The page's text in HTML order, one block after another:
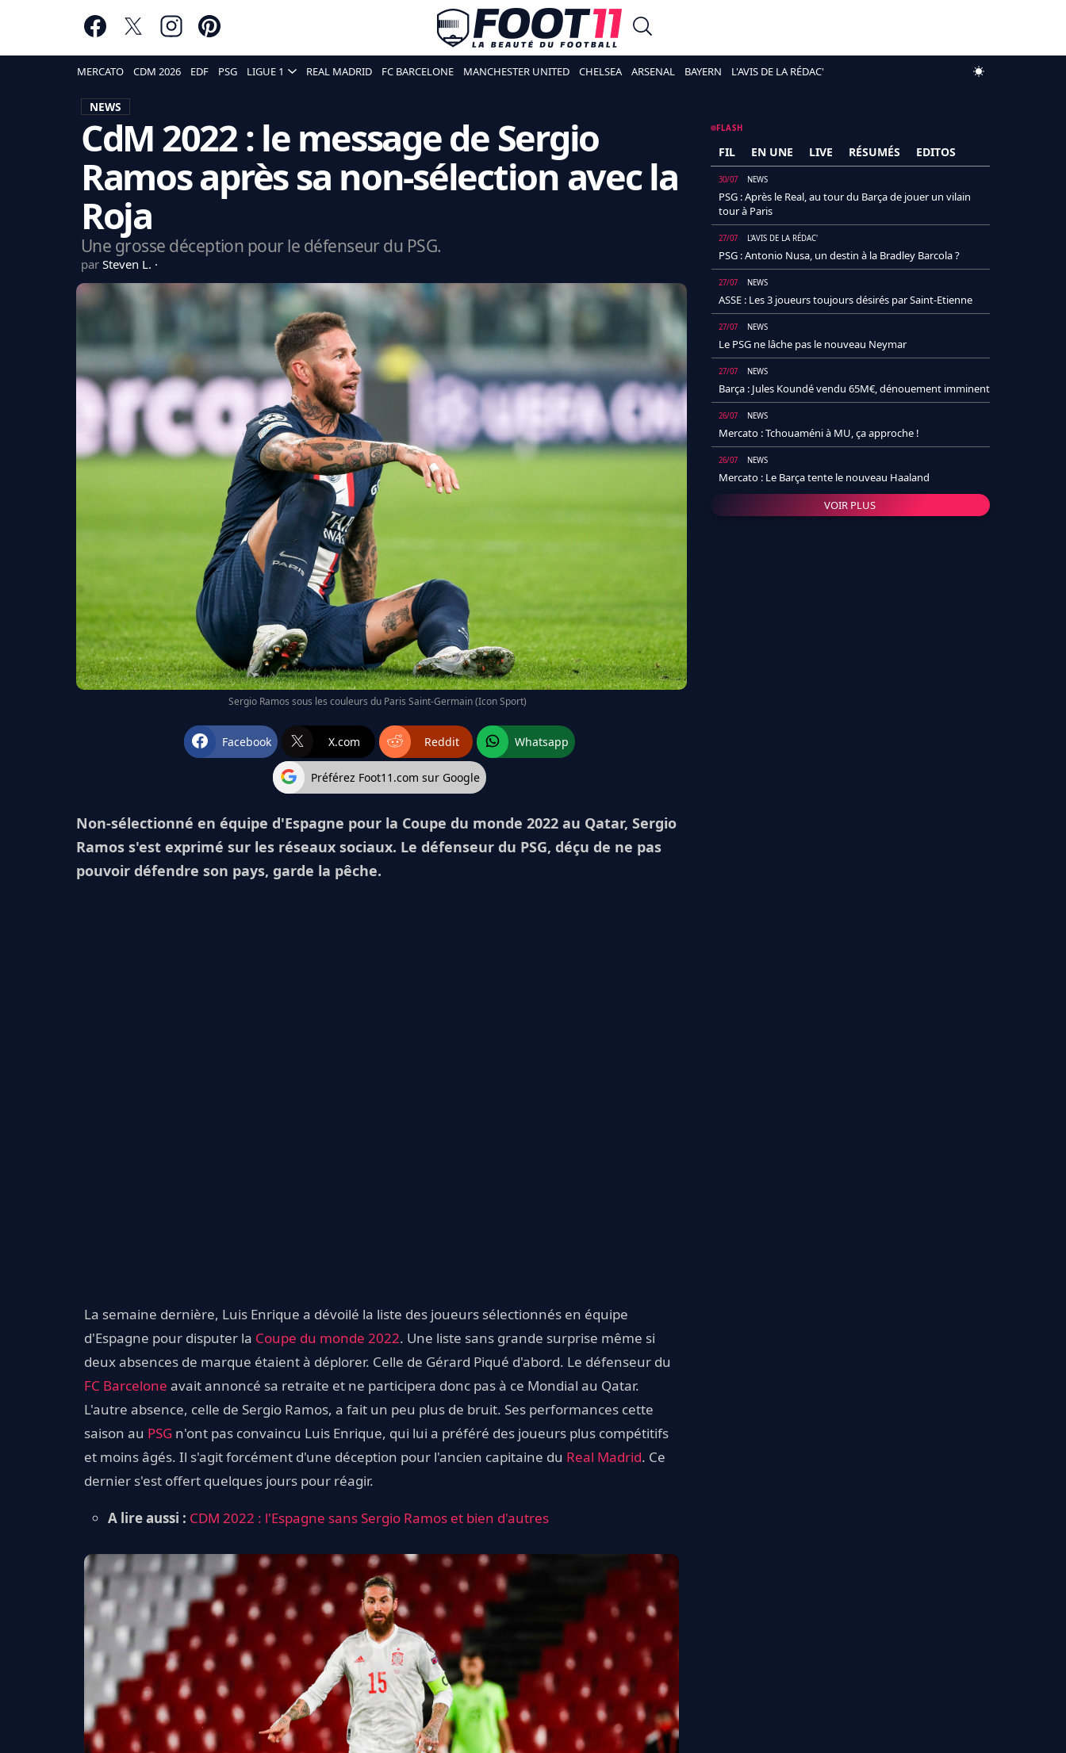
MERCATO CDM 2026 EDF PSG LIGUE 1 REAL MADRID FC BARCELONE MANCHESTER UNITED CHELSEA ARSENAL BAYERN L'AVIS DE LA RÉDAC'
NEWS
CdM 2022 : le message de Sergio
Ramos après sa non-sélection avec la
Roja
Une grosse déception pour le défenseur du PSG.
par Steven L.
Sergio Ramos sous les couleurs du Paris Saint-Germain (Icon Sport)
Facebook X.com Reddit Whatsapp
Préférez Foot11.com sur Google
Non-sélectionné en équipe d'Espagne pour la Coupe du monde 2022 au Qatar, Sergio
Ramos s'est exprimé sur les réseaux sociaux. Le défenseur du PSG, déçu de ne pas
pouvoir défendre son pays, garde la pêche.
La semaine dernière, Luis Enrique a dévoilé la liste des joueurs sélectionnés en équipe
d'Espagne pour disputer la Coupe du monde 2022. Une liste sans grande surprise même si
deux absences de marque étaient à déplorer. Celle de Gérard Piqué d'abord. Le défenseur du
FC Barcelone avait annoncé sa retraite et ne participera donc pas à ce Mondial au Qatar.
L'autre absence, celle de Sergio Ramos, a fait un peu plus de bruit. Ses performances cette
saison au PSG n'ont pas convaincu Luis Enrique, qui lui a préféré des joueurs plus compétitifs
et moins âgés. Il s'agit forcément d'une déception pour l'ancien capitaine du Real Madrid. Ce
dernier s'est offert quelques jours pour réagir.
A lire aussi : CDM 2022 : l'Espagne sans Sergio Ramos et bien d'autres
FLASH
FIL EN UNE LIVE RÉSUMÉS EDITOS
30/07 NEWS
PSG : Après le Real, au tour du Barça de jouer un vilain
tour à Paris
27/07 L'AVIS DE LA RÉDAC'
PSG : Antonio Nusa, un destin à la Bradley Barcola ?
27/07 NEWS
ASSE : Les 3 joueurs toujours désirés par Saint-Etienne
27/07 NEWS
Le PSG ne lâche pas le nouveau Neymar
27/07 NEWS
Barça : Jules Koundé vendu 65M€, dénouement imminent
26/07 NEWS
Mercato : Tchouaméni à MU, ça approche !
26/07 NEWS
Mercato : Le Barça tente le nouveau Haaland
VOIR PLUS